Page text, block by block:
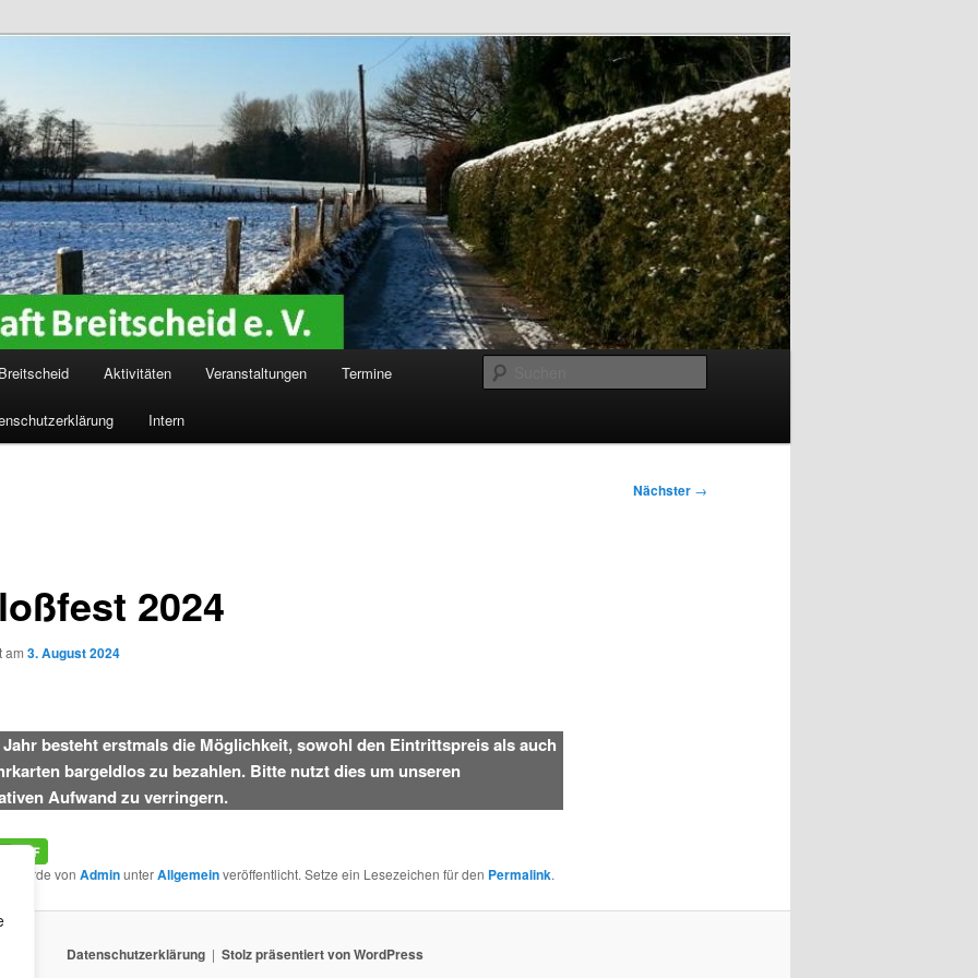
e. V.
Breitscheid Aktivitäten Veranstaltungen Termine
Intern
Nächster →
2024
am 3. August 2024
Jahr besteht erstmals die Möglichkeit, sowohl den Eintrittspreis als auch
bargeldlos zu bezahlen. Bitte nutzt dies um unseren
Aufwand zu verringern.
wurde von AdminunterAllgemeinveröffentlicht. Setze ein Lesezeichen für den Permalink.
Datenschutzerklärung Stolz präsentiert von WordPress